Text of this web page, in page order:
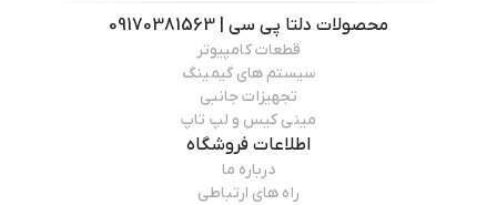
محصولات دلتا پی سی | 09170381563
قطعات کامپیوتر
سیستم های گیمینگ
تجهیزات جانبی
مینی کیس و لپ تاپ
اطلاعات فروشگاه
درباره ما
راه های ارتباطی